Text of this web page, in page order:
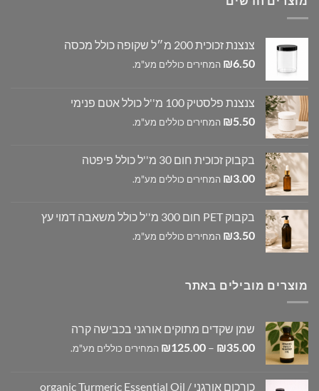
צנצנת זכוכית 200 מ״ל שקופה כולל מכסה
₪6.50 המחירים כוללים מע"מ.
צנצנת פלסטיק 100 מ''ל כולל אטם פנימי
₪5.50 המחירים כוללים מע"מ.
בקבוק זכוכית חום 30 מ''ל כולל פיפטה
₪3.00 המחירים כוללים מע"מ.
בקבוק PET חום 300 מ''ל כולל משאבה דמוי עץ
₪3.50 המחירים כוללים מע"מ.
מוצרים מובילים באתר
שמן שקדים מתוקים אורגני בכבישה קרה
₪35.00
–
₪125.00
טווח
המחירים כוללים מע"מ.
כורכום אורגני / organic Turmeric Essential Oil